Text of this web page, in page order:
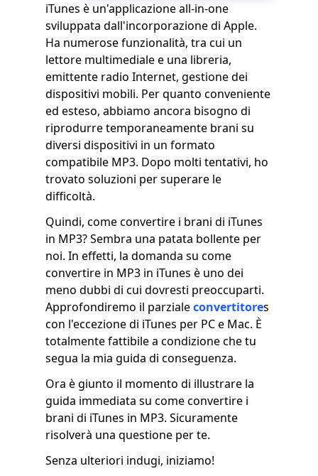
iTunes è un'applicazione all-in-one
sviluppata dall'incorporazione di Apple.
Ha numerose funzionalità, tra cui un
lettore multimediale e una libreria,
emittente radio Internet, gestione dei
dispositivi mobili. Per quanto conveniente
ed esteso, abbiamo ancora bisogno di
riprodurre temporaneamente brani su
diversi dispositivi in ​​un formato
compatibile MP3. Dopo molti tentativi, ho
trovato soluzioni per superare le
difficoltà.
Quindi, come convertire i brani di iTunes
in MP3? Sembra una patata bollente per
noi. In effetti, la domanda su come
convertire in MP3 in iTunes è uno dei
meno dubbi di cui dovresti preoccuparti.
Approfondiremo il parzialeconvertitores
con l'eccezione di iTunes per PC e Mac. È
totalmente fattibile a condizione che tu
segua la mia guida di conseguenza.
Ora è giunto il momento di illustrare la
guida immediata su come convertire i
brani di iTunes in MP3. Sicuramente
risolverà una questione per te.
Senza ulteriori indugi, iniziamo!